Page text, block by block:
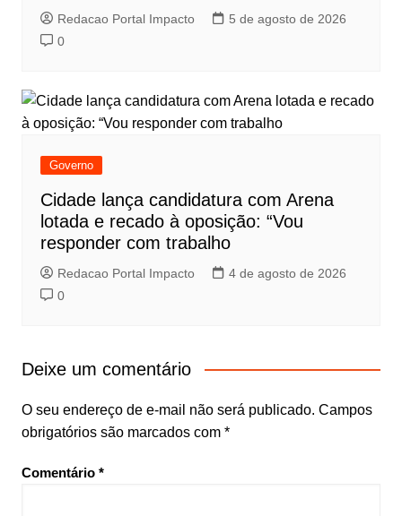
Redacao Portal Impacto
5 de agosto de 2026
0
Governo
Cidade lança candidatura com Arena
lotada e recado à oposição: “Vou
responder com trabalho
Redacao Portal Impacto
4 de agosto de 2026
0
Deixe um comentário
O seu endereço de e-mail não será publicado. Campos
obrigatórios são marcados com *
Comentário *